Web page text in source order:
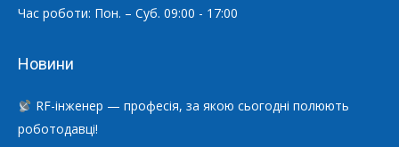
Час роботи: Пон. – Суб. 09:00 - 17:00
Новини
RF-інженер — професія, за якою сьогодні полюють
роботодавці!